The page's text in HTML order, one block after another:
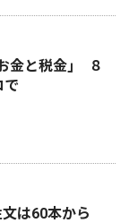
金と税金｣ ８
で
は60本から